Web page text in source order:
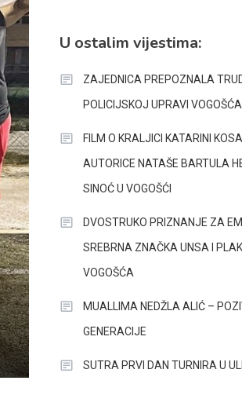
U ostalim vijestima:
ZAJEDNICA PREPOZNALA
POLICIJSKOJ UPRAVI VOGOŠĆA
FILM O KRALJICI KATARINI
AUTORICE NATAŠE BARTULA
SINOĆ U VOGOŠĆI
DVOSTRUKO PRIZNANJE ZA
SREBRNA ZNAČKA UNSA I
VOGOŠĆA
MUALLIMA NEDŽLA ALIĆ –
GENERACIJE
SUTRA PRVI DAN TURNIRA U